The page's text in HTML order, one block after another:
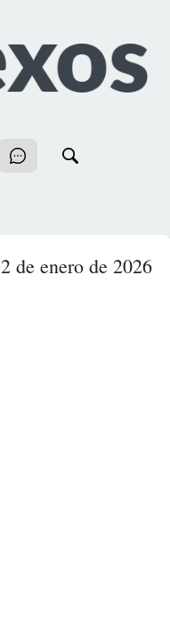
2 de enero de 2026